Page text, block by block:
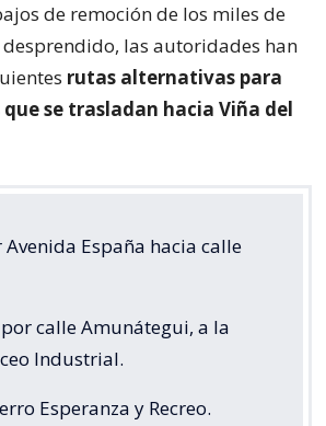
de remoción de los miles de
las autoridades han
rutas alternativas para
se trasladan hacia Viña del
Avenida España hacia calle
calle Amunátegui, a la
Industrial.
Esperanza y Recreo.